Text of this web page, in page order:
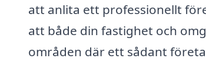
att anlita ett professionellt
att både din fastighet och
områden där ett sådant